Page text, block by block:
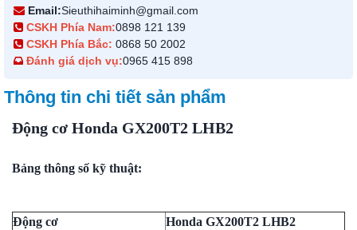
Email:Sieuthihaiminh@gmail.com
CSKH Phía Nam:0898 121 139
CSKH Phía Bắc: 0868 50 2002
Đánh giá dịch vụ:0965 415 898
Thông tin chi tiết sản phẩm
Động cơ Honda GX200T2 LHB2
Bảng thông số kỹ thuật:
Động cơ Honda GX200T2 LHB2